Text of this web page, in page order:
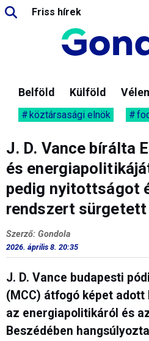
Friss hírek
Belföld Külföld
köztársasági elnök
J. D. Vance bírálta
és
pedig nyitottságot
rendszert sürgetett
Szerző: Gondola
2026. április 8. 20:35
J. D. Vance budapesti
(MCC) átfogó képet
az energiapolitikáról és
Beszédében